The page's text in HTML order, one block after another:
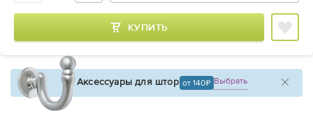
КУПИТЬ
Аксессуары для штор от 140 Выбрать